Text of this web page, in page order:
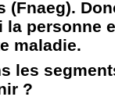
(Fnaeg).
personne
maladie.
les
?